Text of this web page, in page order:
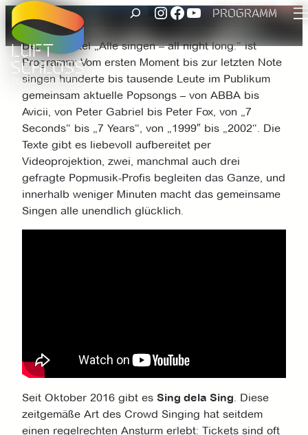
Zum
Inhalt
springen
SUCHEN UNSER INSTAGRAM ACCOUNT
FACEBOOK
UNSER YOUTUBE-KANALPROGRAMM
Der Untertitel „Alle singen – all night long.“ ist
Programm: Vom ersten Moment bis zur letzten Note
singen hunderte bis tausende Leute im Publikum
gemeinsam aktuelle Popsongs – von ABBA bis
Avicii, von Peter Gabriel bis Peter Fox, von „7
Seconds“ bis „7 Years“, von „1999″ bis „2002“. Die
Texte gibt es liebevoll aufbereitet per
Videoprojektion, zwei, manchmal auch drei
gefragte Popmusik-Profis begleiten das Ganze, und
innerhalb weniger Minuten macht das gemeinsame
Singen alle unendlich glücklich.
Seit Oktober 2016 gibt es Sing dela Sing . Diese
zeitgemäße Art des Crowd Singing hat seitdem
einen regelrechten Ansturm erlebt: Tickets sind oft